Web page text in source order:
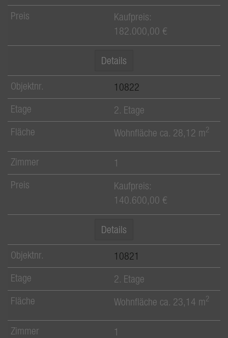
Kaufpreis:
182.000,00 €
Details
10822
2. Etage
Wohnfläche ca. 28,12 m2
1
Kaufpreis:
140.600,00 €
Details
10821
2. Etage
Wohnfläche ca. 23,14 m2
1